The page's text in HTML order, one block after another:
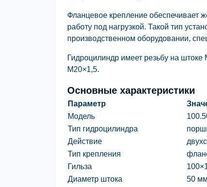
Фланцевое крепление обеспечивает
работу под нагрузкой. Такой тип
производственном оборудовании,
Гидроцилиндр имеет резьбу на штоке
М20×1,5.
Основные характеристики
Параметр
Модель
Тип гидроцилиндра
Действие
Тип крепления
Гильза
Диаметр штока
50 мм